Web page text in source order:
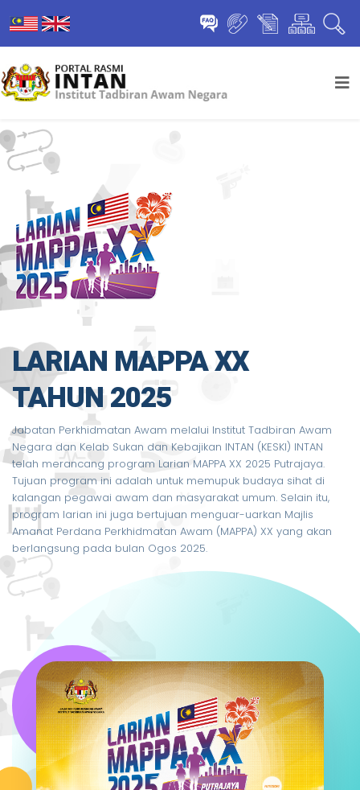
LARIAN MAPPA XX
TAHUN 2025
Jabatan Perkhidmatan Awam melalui Institut Tadbiran Awam
Negara dan Kelab Sukan dan Kebajikan INTAN (KESKI) INTAN
telah merancang program Larian MAPPA XX 2025 Putrajaya.
Tujuan program ini adalah untuk memupuk budaya sihat di
kalangan pegawai awam dan masyarakat umum. Selain itu,
program larian ini juga bertujuan menguar-uarkan Majlis
Amanat Perdana Perkhidmatan Awam (MAPPA) XX yang akan
berlangsung pada bulan Ogos 2025.